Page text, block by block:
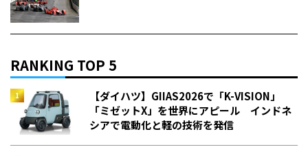
RANKING TOP 5
【ダイハツ】GIIAS2026で「K-VISION」
「ミゼットX」を世界にアピール インドネ
シアで電動化と軽の技術を発信